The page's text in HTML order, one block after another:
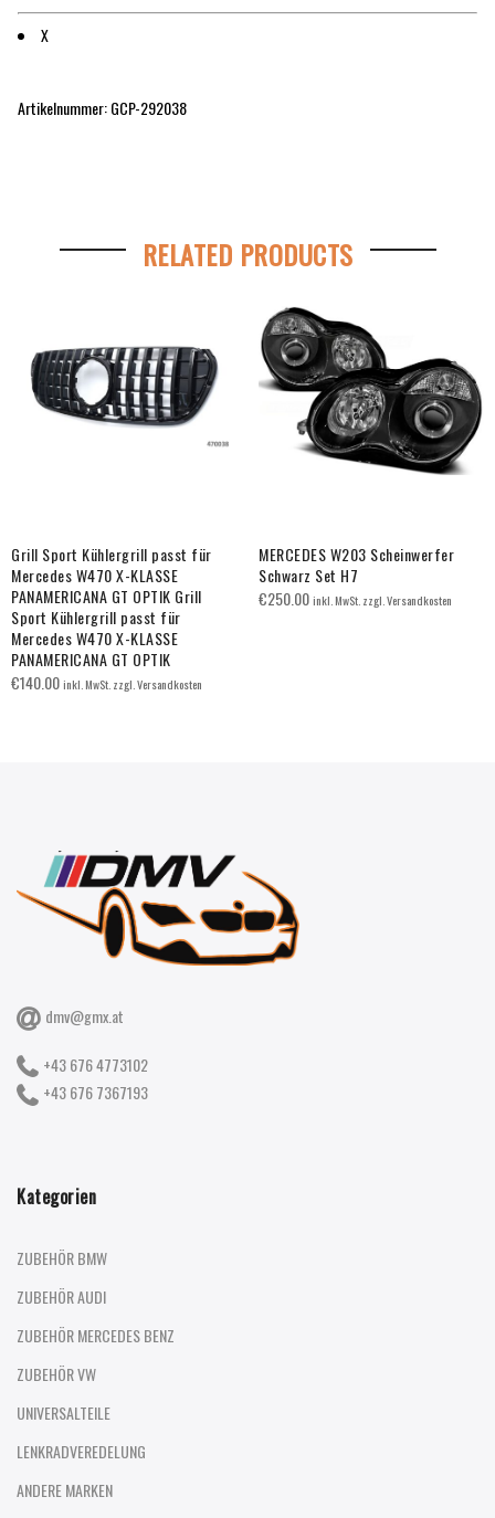
X
Artikelnummer: GCP-292038
RELATED PRODUCTS
Grill Sport Kühlergrill passt für
Mercedes W470 X-KLASSE
PANAMERICANA GT OPTIK Grill
Sport Kühlergrill passt für
Mercedes W470 X-KLASSE
PANAMERICANA GT OPTIK
€140.00inkl. MwSt. zzgl. Versandkosten
MERCEDES W203 Scheinwerfer
Schwarz Set H7
€250.00inkl. MwSt. zzgl. Versandkosten
dmv@gmx.at
+43 676 4773102
+43 676 7367193
Kategorien
ZUBEHÖR BMW
ZUBEHÖR AUDI
ZUBEHÖR MERCEDES BENZ
ZUBEHÖR VW
UNIVERSALTEILE
LENKRADVEREDELUNG
ANDERE MARKEN